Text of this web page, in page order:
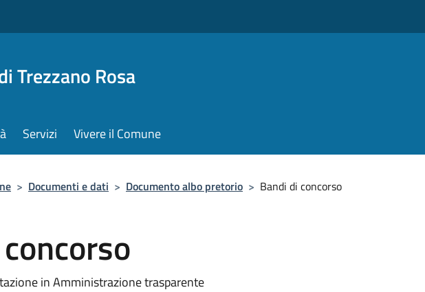
Trezzano Rosa
Servizi Vivere il Comune
> Documenti e dati > Documento albo pretorio > Bandi di concorso
in Amministrazione trasparente